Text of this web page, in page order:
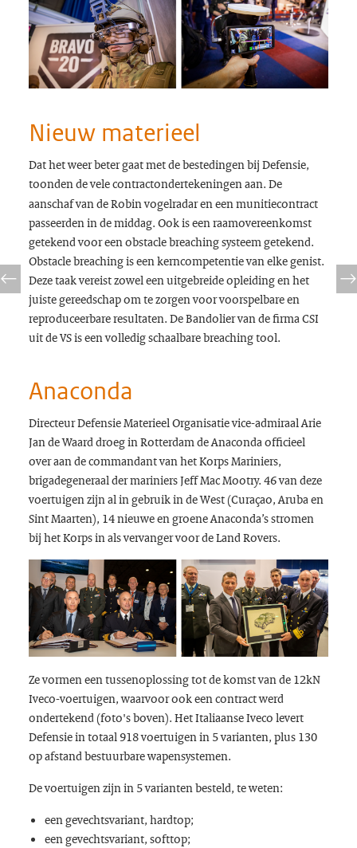
Nieuw materieel
Dat het weer beter gaat met de bestedingen bij Defensie,
toonden de vele contractondertekeningen aan. De
aanschaf van de Robin vogelradar en een munitiecontract
passeerden in de middag. Ook is een raamovereenkomst
getekend voor een obstacle breaching systeem getekend.
Obstacle breaching is een kerncompetentie van elke genist.
Deze taak vereist zowel een uitgebreide opleiding en het
juiste gereedschap om te zorgen voor voorspelbare en
reproduceerbare resultaten. De Bandolier van de firma CSI
uit de VS is een volledig schaalbare breaching tool.
Anaconda
Directeur Defensie Materieel Organisatie vice-admiraal Arie
Jan de Waard droeg in Rotterdam de Anaconda officieel
over aan de commandant van het Korps Mariniers,
brigadegeneraal der mariniers Jeff Mac Mootry. 46 van deze
voertuigen zijn al in gebruik in de West (Curaçao, Aruba en
Sint Maarten), 14 nieuwe en groene Anaconda’s stromen
bij het Korps in als vervanger voor de Land Rovers.
Ze vormen een tussenoplossing tot de komst van de 12kN
Iveco-voertuigen, waarvoor ook een contract werd
ondertekend (foto's boven). Het Italiaanse Iveco levert
Defensie in totaal 918 voertuigen in 5 varianten, plus 130
op afstand bestuurbare wapensystemen.
De voertuigen zijn in 5 varianten besteld, te weten:
een gevechtsvariant, hardtop;
een gevechtsvariant, softtop;